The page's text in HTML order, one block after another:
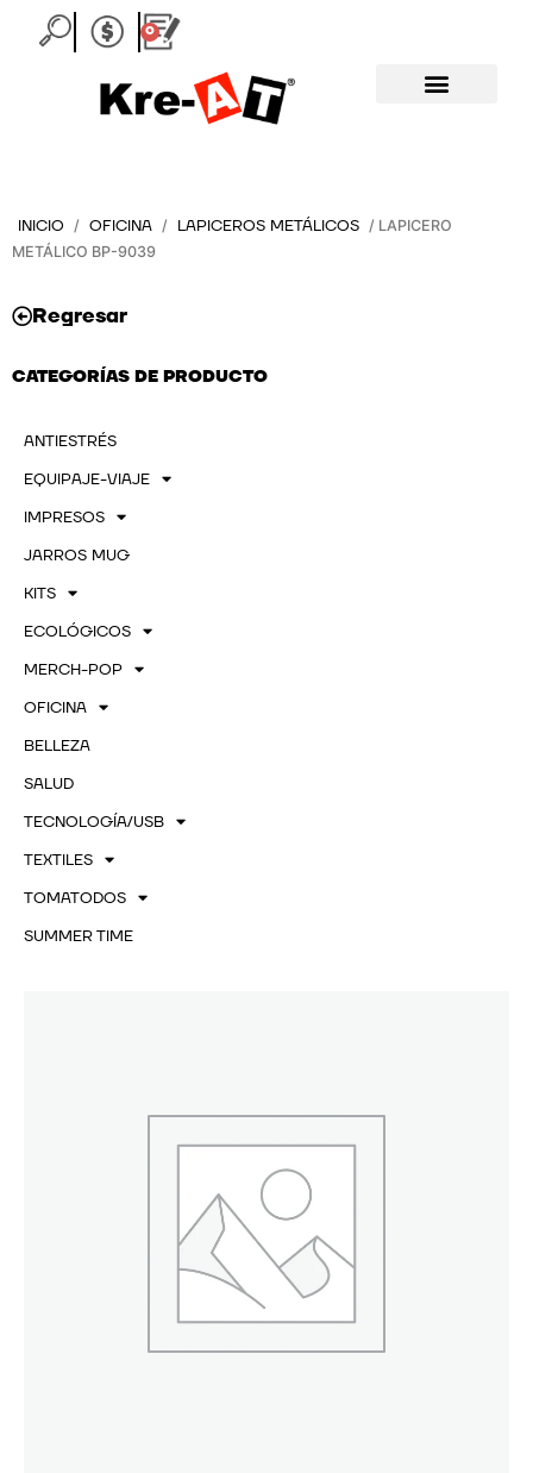
0
Carrito
INICIO / OFICINA / LAPICEROS METÁLICOS / LAPICERO
METÁLICO BP-9039
Regresar
CATEGORÍAS DE PRODUCTO
ANTIESTRÉS
EQUIPAJE-VIAJE
IMPRESOS
JARROS MUG
KITS
ECOLÓGICOS
MERCH-POP
OFICINA
BELLEZA
SALUD
TECNOLOGÍA/USB
TEXTILES
TOMATODOS
SUMMER TIME